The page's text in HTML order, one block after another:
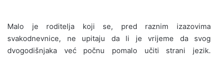
Malo je roditelja koji se, pred raznim izazovima
svakodnevnice, ne upitaju da li je vrijeme da svog
dvogodišnjaka već počnu pomalo učiti strani jezik.